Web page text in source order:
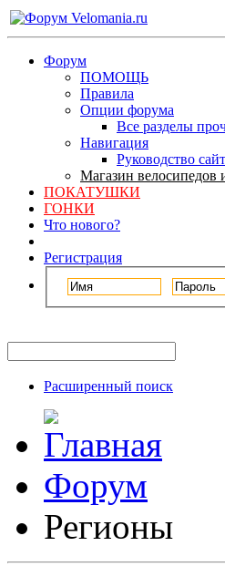
Форум
ПОМОЩЬ
Правила
Опции форума
Все разделы
Навигация
Руководство
Магазин велосипедов
ПОКАТУШКИ
ГОНКИ
Что нового?
Регистрация
Расширенный поиск
Форум
Регионы